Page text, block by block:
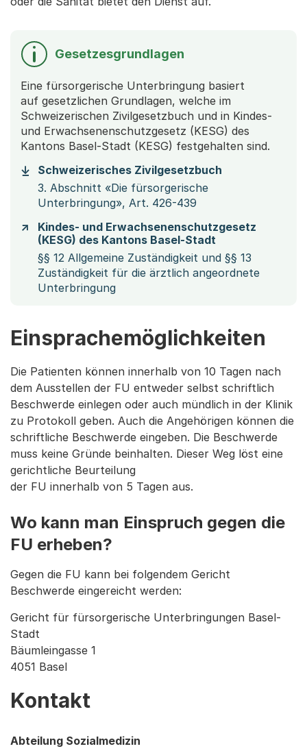
Gesetzesgrundlagen
Eine fürsorgerische Unterbringung basiert
auf gesetzlichen Grundlagen, welche im
Schweizerischen Zivilgesetzbuch und in Kindes-
und Erwachsenenschutzgesetz (KESG) des
Kantons Basel-Stadt (KESG) festgehalten sind.
Schweizerisches Zivilgesetzbuch
3. Abschnitt «Die fürsorgerische
Unterbringung», Art. 426-439
Kindes- und Erwachsenenschutzgesetz
(KESG) des Kantons Basel-Stadt
§§ 12 Allgemeine Zuständigkeit und §§ 13
Zuständigkeit für die ärztlich angeordnete
Unterbringung
Einsprachemöglichkeiten
Die Patienten können innerhalb von 10 Tagen nach
dem Ausstellen der FU entweder selbst schriftlich
Beschwerde einlegen oder auch mündlich in der Klinik
zu Protokoll geben. Auch die Angehörigen können die
schriftliche Beschwerde eingeben. Die Beschwerde
muss keine Gründe beinhalten. Dieser Weg löst eine
gerichtliche Beurteilung
der FU innerhalb von 5 Tagen aus.
Wo kann man Einspruch gegen die
FU erheben?
Gegen die FU kann bei folgendem Gericht
Beschwerde eingereicht werden:
Gericht für fürsorgerische Unterbringungen Basel-
Stadt
Bäumleingasse 1
4051 Basel
Kontakt
Abteilung Sozialmedizin